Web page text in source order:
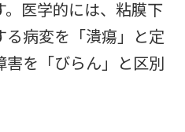
医学的には、粘膜下
病変を「潰瘍」と定
を「びらん」と区別